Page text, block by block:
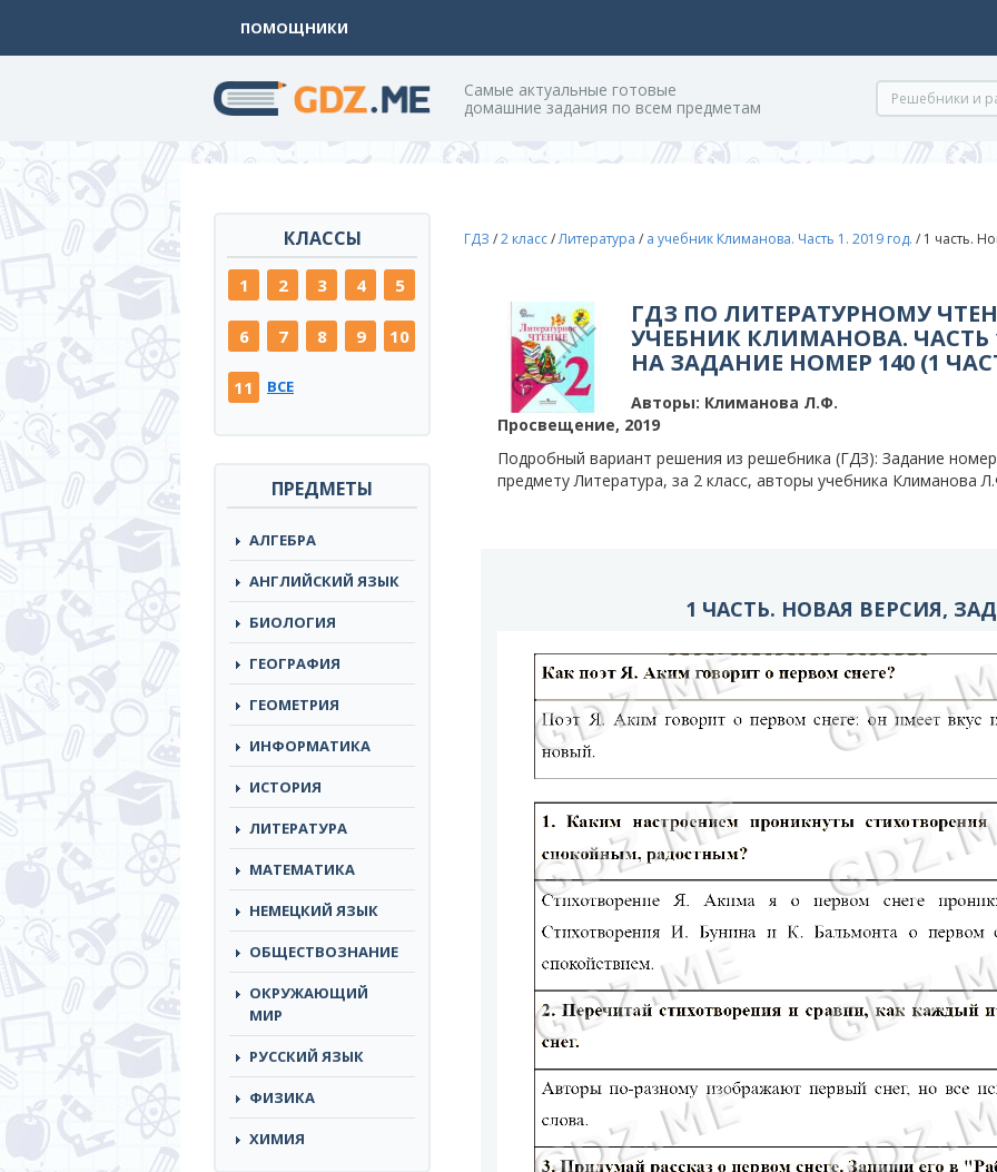
ПОМОЩНИКИ
Cамые актуальные готовые
домашние задания по всем предметам
КЛАССЫ
1 2 3 4 5
6 7 8 9 10
11 ВСЕ
ПРЕДМЕТЫ
АЛГЕБРА
АНГЛИЙСКИЙ ЯЗЫК
БИОЛОГИЯ
ГЕОГРАФИЯ
ГЕОМЕТРИЯ
ИНФОРМАТИКА
ИСТОРИЯ
ЛИТЕРАТУРА
МАТЕМАТИКА
НЕМЕЦКИЙ ЯЗЫК
ОБЩЕСТВОЗНАНИЕ
ОКРУЖАЮЩИЙ
МИР
РУССКИЙ ЯЗЫК
ФИЗИКА
ХИМИЯ
ГДЗ /2 класс/Литература / а учебник Климанова. Часть 1. 2019 год. / 1 часть.
ГДЗ ПО ЛИТЕРАТУРНОМУ
УЧЕБНИК КЛИМАНОВА. ЧАСТЬ
НА ЗАДАНИЕ НОМЕР 140 (1
Авторы: Климанова Л.Ф.
Просвещение, 2019
Подробный вариант решения из решебника (ГДЗ): Задание
предмету Литература, за 2 класс, авторы учебника Климанова
1 ЧАСТЬ. НОВАЯ ВЕРСИЯ,